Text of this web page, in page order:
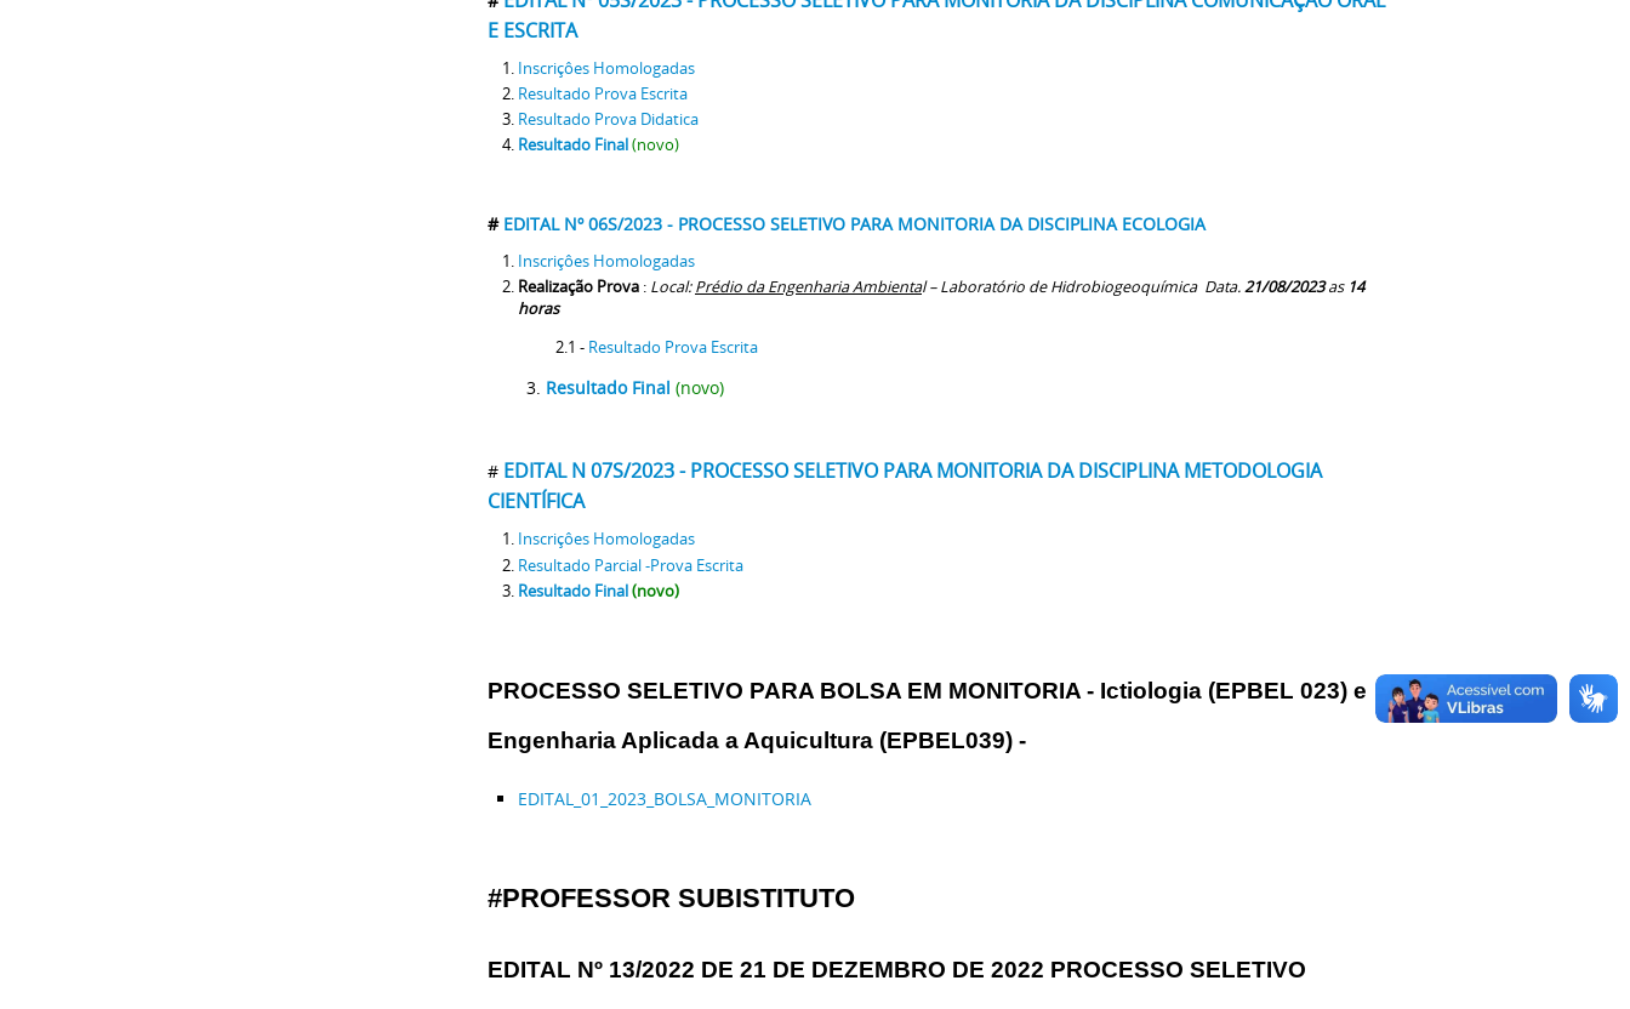
E ESCRITA
Inscriçôes Homologadas
Resultado Prova Escrita
Resultado Prova Didatica
Resultado Final(novo)
# EDITAL Nº 06S/2023 - PROCESSO SELETIVO PARA MONITORIA DA DISCIPLINA ECOLOGIA
Inscriçôes Homologadas
Realização Prova : Local:Prédio da Engenharia Ambiental – Laboratório de Hidrobiogeoquímica Data.21/08/2023as14
horas
2.1 - Resultado Prova Escrita
3. Resultado Final (novo)
# EDITAL N 07S/2023 - PROCESSO SELETIVO PARA MONITORIA DA DISCIPLINA METODOLOGIA
CIENTÍFICA
Inscriçôes Homologadas
Resultado Parcial -Prova Escrita
Resultado Final(novo)
PROCESSO SELETIVO PARA BOLSA EM MONITORIA - Ictiologia (EPBEL 023) e
Engenharia Aplicada a Aquicultura (EPBEL039) -
EDITAL_01_2023_BOLSA_MONITORIA
#PROFESSOR SUBISTITUTO
EDITAL Nº 13/2022 DE 21 DE DEZEMBRO DE 2022 PROCESSO SELETIVO